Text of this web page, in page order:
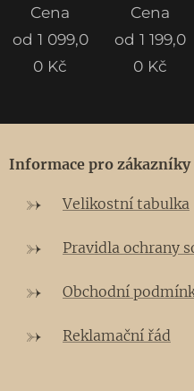
Cena
od 1 099,0
0 Kč
Cena
od 1 199,0
0 Kč
Informace pro zákazníky
Velikostní tabulka
Pravidla ochrany
Obchodní
Reklamační řád